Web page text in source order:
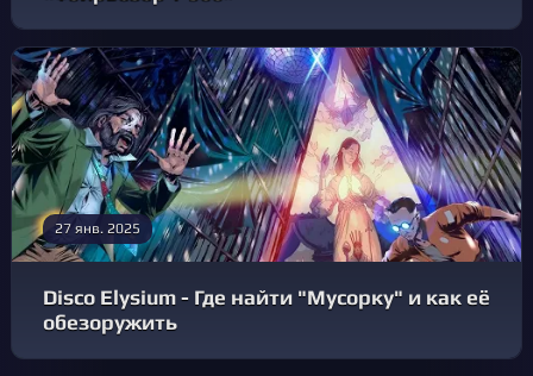
27 янв. 2025
Disco Elysium - Где найти "Мусорку" и как её
обезоружить